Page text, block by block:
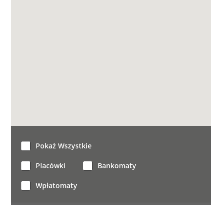
Pokaż Wszystkie
Placówki Bankomaty
Wpłatomaty